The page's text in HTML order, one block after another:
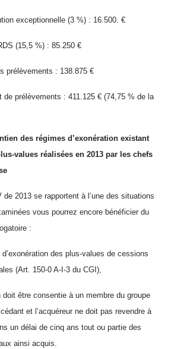
exceptionnelle (3 %) : 16.500. €
(15,5 %) : 85.250 €
prélèvements : 138.875 €
de prélèvements : 411.125 € (74,75 % de la
des régimes d’exonération existant
values réalisées en 2013 par les chefs
de 2013 se rapportent à l’une des situations
vous pourrez encore bénéficier du
:
d’exonération des plus-values de cessions
(Art. 150-0 A-I-3 du CGI),
doit être consentie à un membre du groupe
et l’acquéreur ne doit pas revendre à
un délai de cinq ans tout ou partie des
ainsi acquis.